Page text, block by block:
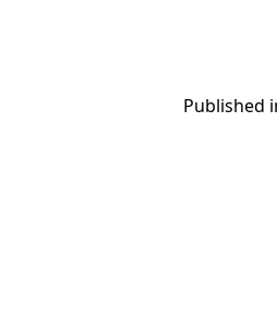
Published